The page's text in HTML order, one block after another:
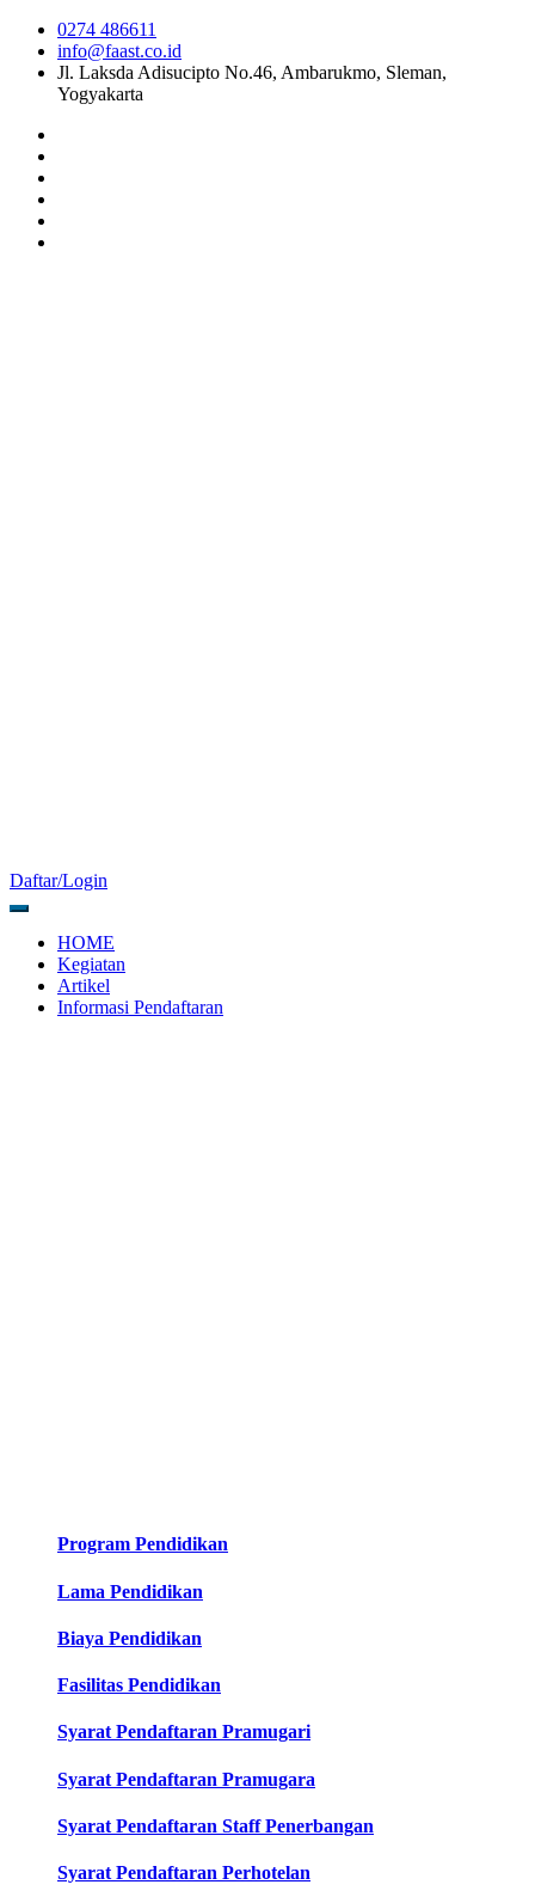
0274 486611
info@faast.co.id
Jl. Laksda Adisucipto No.46, Ambarukmo, Sleman,
Yogyakarta
Daftar/Login
HOME
Kegiatan
Artikel
Informasi Pendaftaran
Program Pendidikan
Lama Pendidikan
Biaya Pendidikan
Fasilitas Pendidikan
Syarat Pendaftaran Pramugari
Syarat Pendaftaran Pramugara
Syarat Pendaftaran Staff Penerbangan
Syarat Pendaftaran Perhotelan